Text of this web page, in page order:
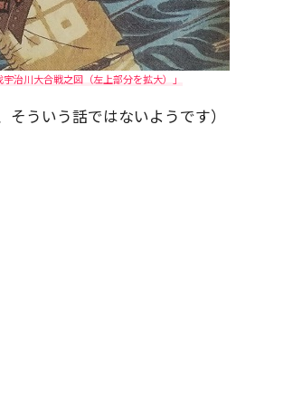
治川大合戦之図（左上部分を拡大）」
そういう話ではないようです）